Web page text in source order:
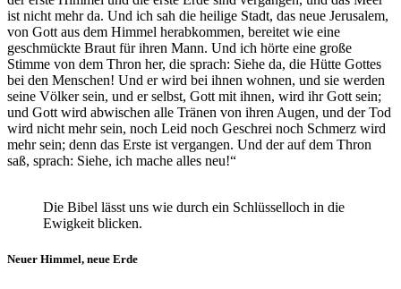
ist nicht mehr da. Und ich sah die heilige Stadt, das neue Jerusalem,
von Gott aus dem Himmel herabkommen, bereitet wie eine
geschmückte Braut für ihren Mann. Und ich hörte eine große
Stimme von dem Thron her, die sprach: Siehe da, die Hütte Gottes
bei den Menschen! Und er wird bei ihnen wohnen, und sie werden
seine Völker sein, und er selbst, Gott mit ihnen, wird ihr Gott sein;
und Gott wird abwischen alle Tränen von ihren Augen, und der Tod
wird nicht mehr sein, noch Leid noch Geschrei noch Schmerz wird
mehr sein; denn das Erste ist vergangen. Und der auf dem Thron
saß, sprach: Siehe, ich mache alles neu!“
Die Bibel lässt uns wie durch ein Schlüsselloch in die
Ewigkeit blicken.
Neuer Himmel, neue Erde